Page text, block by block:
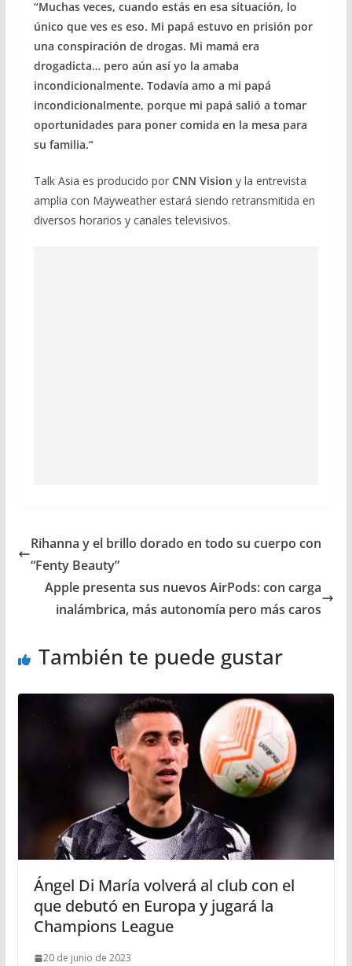
“Muchas veces, cuando estás en esa situación, lo
único que ves es eso. Mi papá estuvo en prisión por
una conspiración de drogas. Mi mamá era
drogadicta… pero aún así yo la amaba
incondicionalmente. Todavía amo a mi papá
incondicionalmente, porque mi papá salió a tomar
oportunidades para poner comida en la mesa para
su familia.”
Talk Asia es producido por CNN Vision y la entrevista
amplia con Mayweather estará siendo retransmitida en
diversos horarios y canales televisivos.
Rihanna y el brillo dorado en todo su cuerpo con
“Fenty Beauty”
Apple presenta sus nuevos AirPods: con carga
inalámbrica, más autonomía pero más caros
También te puede gustar
Ángel Di María volverá al club con el
que debutó en Europa y jugará la
Champions League
20 de junio de 2023